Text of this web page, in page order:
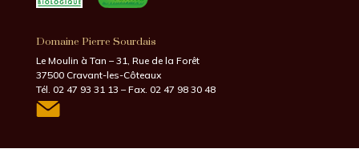
Domaine Pierre Sourdais
Le Moulin à Tan – 31, Rue de la Forêt
37500 Cravant-les-Côteaux
Tél. 02 47 93 31 13 – Fax. 02 47 98 30 48